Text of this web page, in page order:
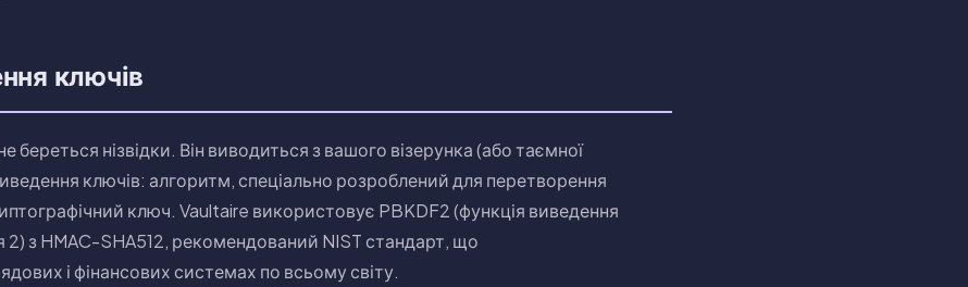
ключів
нізвідки. Він виводиться з вашого візерунка (або таємної
ключів: алгоритм, спеціально розроблений для перетворення
ключ. Vaultaire використовує PBKDF2 (функція виведення
2) з HMAC-SHA512, рекомендований NIST стандарт, що
і фінансових системах по всьому світу.